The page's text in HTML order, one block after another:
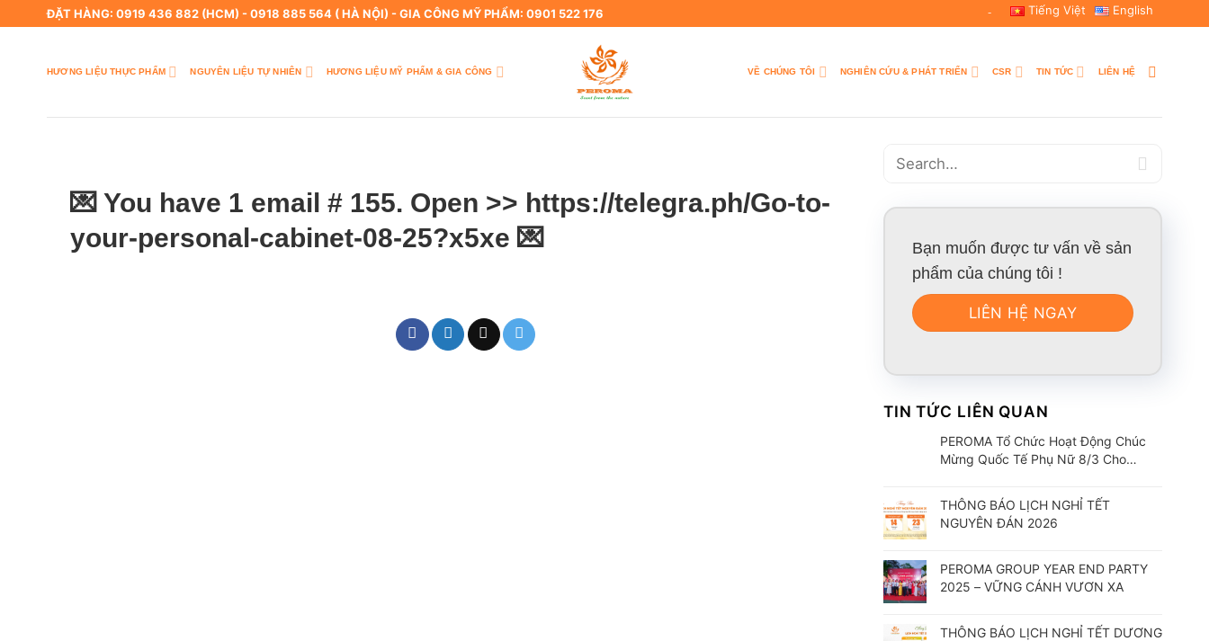
ĐẶT HÀNG: 0919 436 882 (HCM) - 0918 885 564 ( HÀ NỘI) - GIA CÔNG MỸ PHẨM: 0901 522 176 - Tiếng Việt English
HƯƠNG LIỆU THỰC PHẨM NGUYÊN LIỆU TỰ NHIÊN HƯƠNG LIỆU MỸ PHẨM & GIA CÔNG VỀ CHÚNG TÔI NGHIÊN CỨU & PHÁT TRIỂN CSR TIN TỨC LIÊN HỆ
💌 You have 1 email # 155. Open >> https://telegra.ph/Go-to-
your-personal-cabinet-08-25?x5xe 💌
Bạn muốn được tư vấn về sản
phẩm của chúng tôi !
LIÊN HỆ NGAY
TIN TỨC LIÊN QUAN
PEROMA Tổ Chức Hoạt Động Chúc
Mừng Quốc Tế Phụ Nữ 8/3 Cho
THÔNG BÁO LỊCH NGHỈ TẾT
NGUYÊN ĐÁN 2026
PEROMA GROUP YEAR END PARTY
2025 – VỮNG CÁNH VƯƠN XA
THÔNG BÁO LỊCH NGHỈ TẾT DƯƠNG